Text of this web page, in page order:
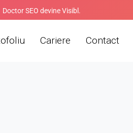
Doctor SEO devine Visibl.
Cariere Contact